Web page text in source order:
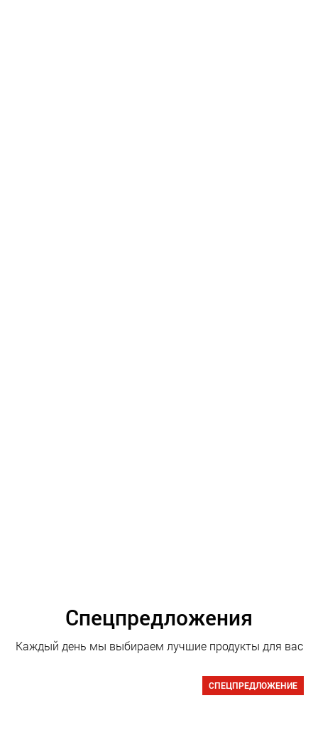
Спецпредложения
Каждый день мы выбираем лучшие продукты для вас
СПЕЦПРЕДЛОЖЕНИЕ